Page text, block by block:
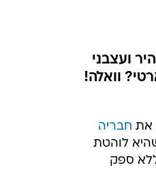
ועצבני
וואלה!
את חבריה
לוהטת
ספק